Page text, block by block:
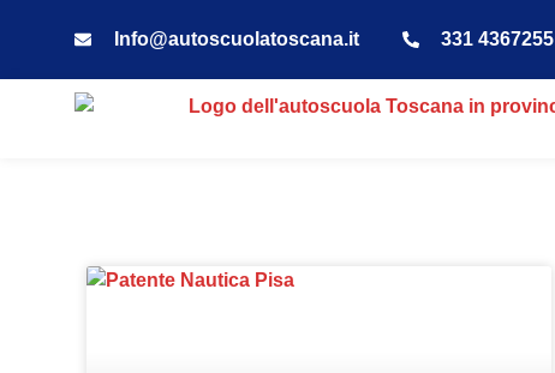
Info@autoscuolatoscana.it 331 4367255